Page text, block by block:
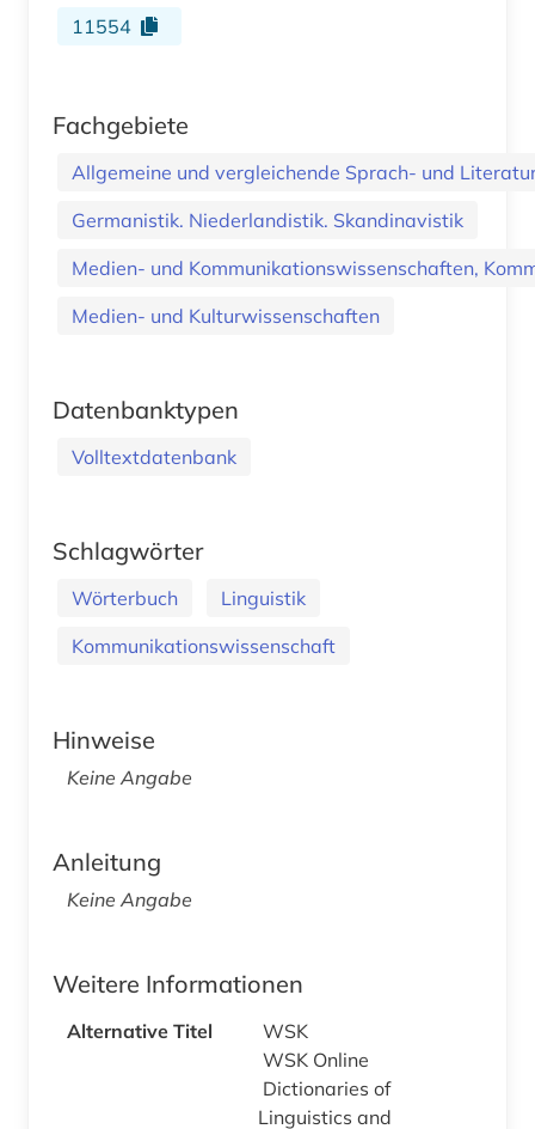
11554
Fachgebiete
Allgemeine und vergleichende Sprach- und
Germanistik. Niederlandistik. Skandinavistik
Medien- und Kommunikationswissenschaften,
Medien- und Kulturwissenschaften
Datenbanktypen
Volltextdatenbank
Schlagwörter
Wörterbuch
Linguistik
Kommunikationswissenschaft
Hinweise
Keine Angabe
Anleitung
Keine Angabe
Weitere Informationen
Alternative Titel
WSK
WSK Online
Dictionaries of
Linguistics and